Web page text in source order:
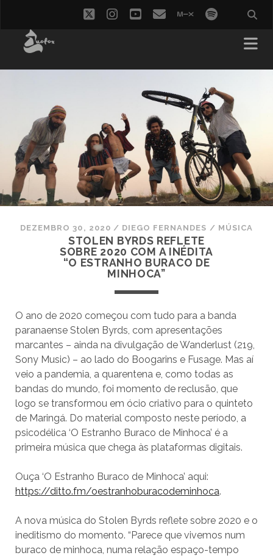
twitterinstagram
youtube
emailmixcloud
spotify
DEZEMBRO 30, 2020 / DIEGO FERNANDES / MÚSICA
STOLEN BYRDS REFLETE
SOBRE 2020 COM A INÉDITA
“O ESTRANHO BURACO DE
MINHOCA”
O ano de 2020 começou com tudo para a banda
paranaense Stolen Byrds, com apresentações
marcantes – ainda na divulgação de Wanderlust (219,
Sony Music) – ao lado do Boogarins e Fusage. Mas aí
veio a pandemia, a quarentena e, como todas as
bandas do mundo, foi momento de reclusão, que
logo se transformou em ócio criativo para o quinteto
de Maringá. Do material composto neste período, a
psicodélica ‘O Estranho Buraco de Minhoca’ é a
primeira música que chega às plataformas digitais.
Ouça ‘O Estranho Buraco de Minhoca’ aqui:
https://ditto.fm/oestranhoburacodeminhoca.
A nova música do Stolen Byrds reflete sobre 2020 e o
ineditismo do momento. “Parece que vivemos num
buraco de minhoca, numa relação espaço-tempo